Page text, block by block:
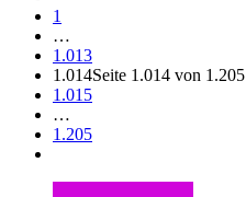
1
…
1.013
1.014Seite 1.014 von 1.205
1.015
…
1.205